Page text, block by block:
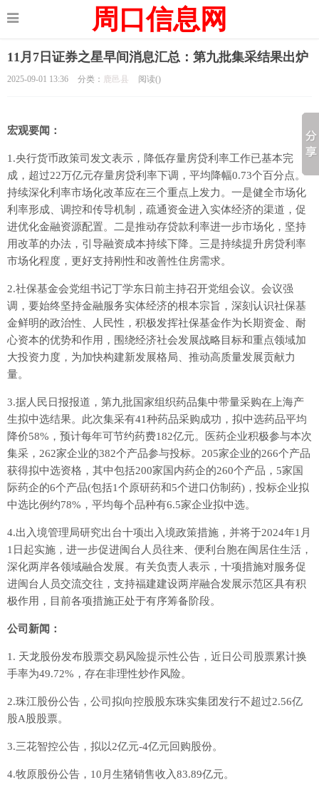
周口信息网
11月7日证券之星早间消息汇总：第九批集采结果出炉
2025-09-01 13:36 分类： 鹿邑县 阅读()
宏观要闻：
1.央行货币政策司发文表示，降低存量房贷利率工作已基本完
成，超过22万亿元存量房贷利率下调，平均降幅0.73个百分点。
持续深化利率市场化改革应在三个重点上发力。一是健全市场化
利率形成、调控和传导机制，疏通资金进入实体经济的渠道，促
进优化金融资源配置。二是推动存贷款利率进一步市场化，坚持
用改革的办法，引导融资成本持续下降。三是持续提升房贷利率
市场化程度，更好支持刚性和改善性住房需求。
2.社保基金会党组书记丁学东日前主持召开党组会议。会议强
调，要始终坚持金融服务实体经济的根本宗旨，深刻认识社保基
金鲜明的政治性、人民性，积极发挥社保基金作为长期资金、耐
心资本的优势和作用，围绕经济社会发展战略目标和重点领域加
大投资力度，为加快构建新发展格局、推动高质量发展贡献力
量。
3.据人民日报报道，第九批国家组织药品集中带量采购在上海产
生拟中选结果。此次集采有41种药品采购成功，拟中选药品平均
降价58%，预计每年可节约药费182亿元。医药企业积极参与本次
集采，262家企业的382个产品参与投标。205家企业的266个产品
获得拟中选资格，其中包括200家国内药企的260个产品，5家国
际药企的6个产品(包括1个原研药和5个进口仿制药)，投标企业拟
中选比例约78%，平均每个品种有6.5家企业拟中选。
4.出入境管理局研究出台十项出入境政策措施，并将于2024年1月
1日起实施，进一步促进闽台人员往来、便利台胞在闽居住生活，
深化两岸各领域融合发展。有关负责人表示，十项措施对服务促
进闽台人员交流交往，支持福建建设两岸融合发展示范区具有积
极作用，目前各项措施正处于有序筹备阶段。
公司新闻：
1. 天龙股份发布股票交易风险提示性公告，近日公司股票累计换
手率为49.72%，存在非理性炒作风险。
2.珠江股份公告，公司拟向控股股东珠实集团发行不超过2.56亿
股A股股票。
3.三花智控公告，拟以2亿元-4亿元回购股份。
4.牧原股份公告，10月生猪销售收入83.89亿元。